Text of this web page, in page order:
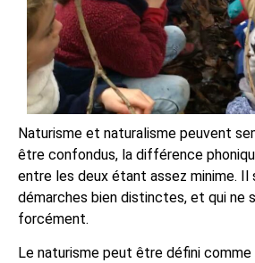
Naturisme et naturalisme peuvent
être confondus, la différence
entre les deux étant assez minime. Il
démarches bien distinctes, et qui ne
forcément.
Le naturisme peut être défini